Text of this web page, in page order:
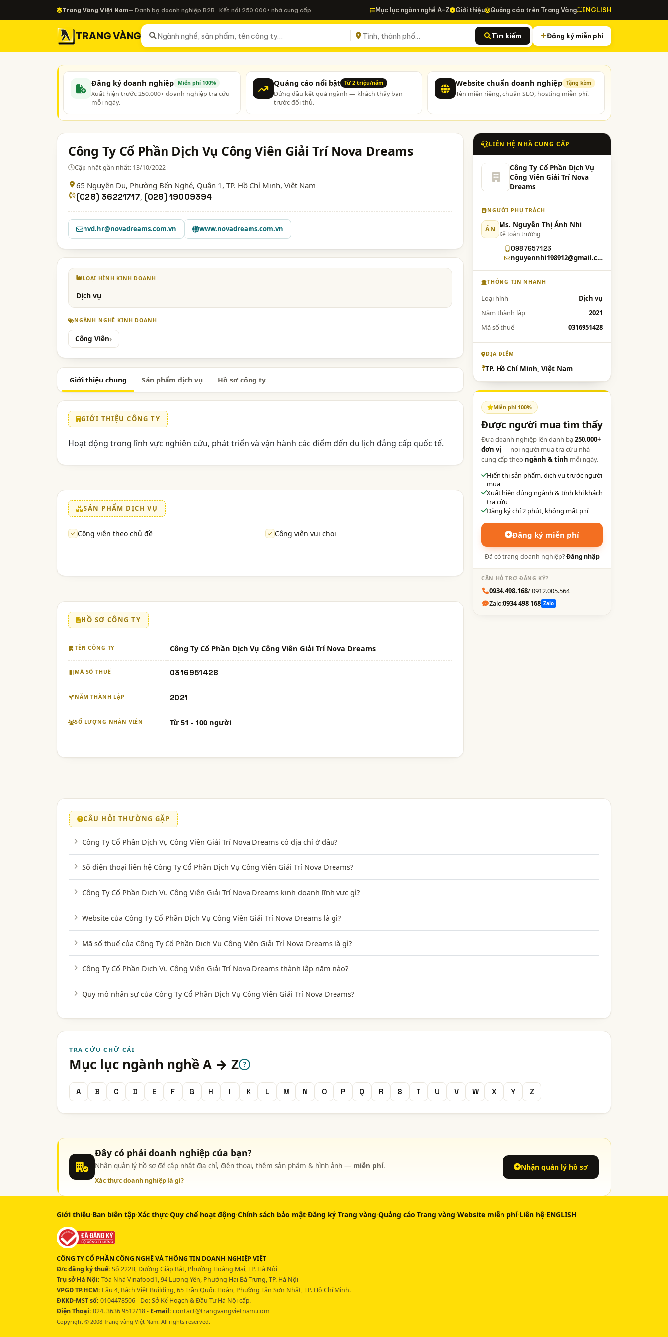
Trang Vàng Việt Nam— Danh bạ doanh nghiệp B2B · Kết nối 250.000+ nhà cung cấp Mục lục ngành nghề A-Z Giới thiệu Quảng cáo trên Trang Vàng ENGLISH
TRANG VÀNG Tìm kiếm Đăng ký miễn phí
Đăng ký doanh nghiệp Miễn phí 100%
Xuất hiện trước 250.000+ doanh nghiệp tra cứu
mỗi ngày.
Quảng cáo nổi bật Từ 2 triệu/năm
Đứng đầu kết quả ngành — khách thấy bạn
trước đối thủ.
Website chuẩn doanh nghiệp Tặng kèm
Tên miền riêng, chuẩn SEO, hosting miễn phí.
Công Ty Cổ Phần Dịch Vụ Công Viên Giải Trí Nova Dreams
Cập nhật gần nhất: 13/10/2022
65 Nguyễn Du, Phường Bến Nghé, Quận 1, TP. Hồ Chí Minh, Việt Nam
(028) 36221717, (028) 19009394
nvd.hr@novadreams.com.vn www.novadreams.com.vn
LOẠI HÌNH KINH DOANH
Dịch vụ
NGÀNH NGHỀ KINH DOANH
Công Viên
Giới thiệu chung Sản phẩm dịch vụ Hồ sơ công ty
GIỚI THIỆU CÔNG TY
Hoạt động trong lĩnh vực nghiên cứu, phát triển và vận hành các điểm đến du lịch đẳng cấp quốc tế.
SẢN PHẨM DỊCH VỤ
Công viên theo chủ đề Công viên vui chơi
HỒ SƠ CÔNG TY
TÊN CÔNG TY Công Ty Cổ Phần Dịch Vụ Công Viên Giải Trí Nova Dreams
MÃ SỐ THUẾ 0316951428
NĂM THÀNH LẬP 2021
SỐ LƯỢNG NHÂN VIÊN Từ 51 - 100 người
LIÊN HỆ NHÀ CUNG CẤP
Công Ty Cổ Phần Dịch Vụ
Công Viên Giải Trí Nova
Dreams
NGƯỜI PHỤ TRÁCH
ÁN Ms. Nguyễn Thị Ánh Nhi
Kế toán trưởng
0987657123
nguyennhi198912@gmail.com
THÔNG TIN NHANH
Loại hình
Dịch vụ
Năm thành lập
2021
Mã số thuế
0316951428
ĐỊA ĐIỂM
TP. Hồ Chí Minh, Việt Nam
Miễn phí 100%
Được người mua tìm thấy
Đưa doanh nghiệp lên danh bạ250.000+
đơn vị — nơi người mua tra cứu nhà
cung cấp theo ngành & tỉnh mỗi ngày.
Hiển thị sản phẩm, dịch vụ trước người
mua
Xuất hiện đúng ngành & tỉnh khi khách
tra cứu
Đăng ký chỉ 2 phút, không mất phí
Đăng ký miễn phí
Đã có trang doanh nghiệp?Đăng nhập
CẦN HỖ TRỢ ĐĂNG KÝ?
0934.498.168/ 0912.005.564
Zalo:0934 498 168 Zalo
CÂU HỎI THƯỜNG GẶP
Công Ty Cổ Phần Dịch Vụ Công Viên Giải Trí Nova Dreams có địa chỉ ở đâu?
Số điện thoại liên hệ Công Ty Cổ Phần Dịch Vụ Công Viên Giải Trí Nova Dreams?
Công Ty Cổ Phần Dịch Vụ Công Viên Giải Trí Nova Dreams kinh doanh lĩnh vực gì?
Website của Công Ty Cổ Phần Dịch Vụ Công Viên Giải Trí Nova Dreams là gì?
Mã số thuế của Công Ty Cổ Phần Dịch Vụ Công Viên Giải Trí Nova Dreams là gì?
Công Ty Cổ Phần Dịch Vụ Công Viên Giải Trí Nova Dreams thành lập năm nào?
Quy mô nhân sự của Công Ty Cổ Phần Dịch Vụ Công Viên Giải Trí Nova Dreams?
TRA CỨU CHỮ CÁI
Mục lục ngành nghề A → Z ?
A B C D E F G H I K L M N O P Q R S T U V W X Y Z
Đây có phải doanh nghiệp của bạn?
Nhận quản lý hồ sơ để cập nhật địa chỉ, điện thoại, thêm sản phẩm & hình ảnh — miễn phí.
Xác thực doanh nghiệp là gì?
Nhận quản lý hồ sơ
Giới thiệu·Ban biên tập·Xác thực·Quy chế hoạt động·Chính sách bảo mật·Đăng ký Trang vàng·Quảng cáo Trang vàng·Website miễn phí·Liên hệ·ENGLISH
CÔNG TY CỔ PHẦN CÔNG NGHỆ VÀ THÔNG TIN DOANH NGHIỆP VIỆT
Đ/c đăng ký thuế: Số 222B, Đường Giáp Bát, Phường Hoàng Mai, TP. Hà Nội
Trụ sở Hà Nội: Tòa Nhà Vinafood1, 94 Lương Yên, Phường Hai Bà Trưng, TP. Hà Nội
VPGD TP.HCM: Lầu 4, Bách Việt Building, 65 Trần Quốc Hoàn, Phường Tân Sơn Nhất, TP. Hồ Chí Minh.
ĐKKD-MST số: 0104478506 - Do: Sở Kế Hoạch & Đầu Tư Hà Nội cấp.
Điện Thoại: 024. 3636 9512/18 - E-mail: contact@trangvangvietnam.com
Copyright © 2008 Trang vàng Việt Nam. All rights reserved.